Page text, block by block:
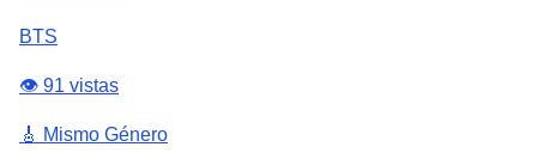
BTS
👁️ 91 vistas
🎸 Mismo Género